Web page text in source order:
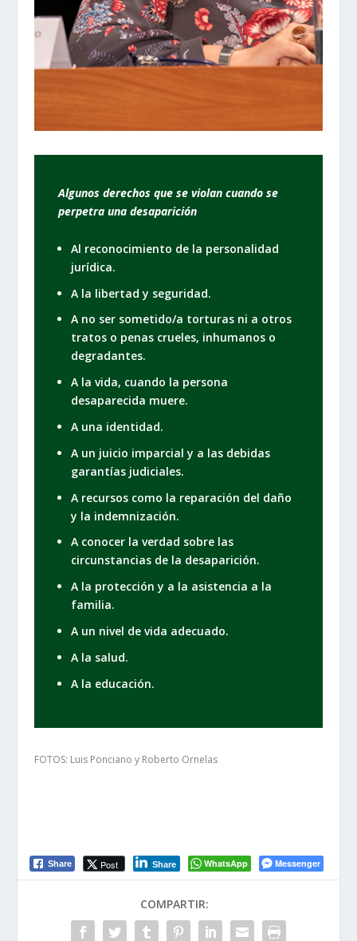
Algunos derechos que se violan cuando se
perpetra una desaparición
Al reconocimiento de la personalidad
jurídica.
A la libertad y seguridad.
A no ser sometido/a torturas ni a otros
tratos o penas crueles, inhumanos o
degradantes.
A la vida, cuando la persona
desaparecida muere.
A una identidad.
A un juicio imparcial y a las debidas
garantías judiciales.
A recursos como la reparación del daño
y la indemnización.
A conocer la verdad sobre las
circunstancias de la desaparición.
A la protección y a la asistencia a la
familia.
A un nivel de vida adecuado.
A la salud.
A la educación.
FOTOS: Luis Ponciano y Roberto Ornelas
Share Post Share WhatsApp Messenger
COMPARTIR: